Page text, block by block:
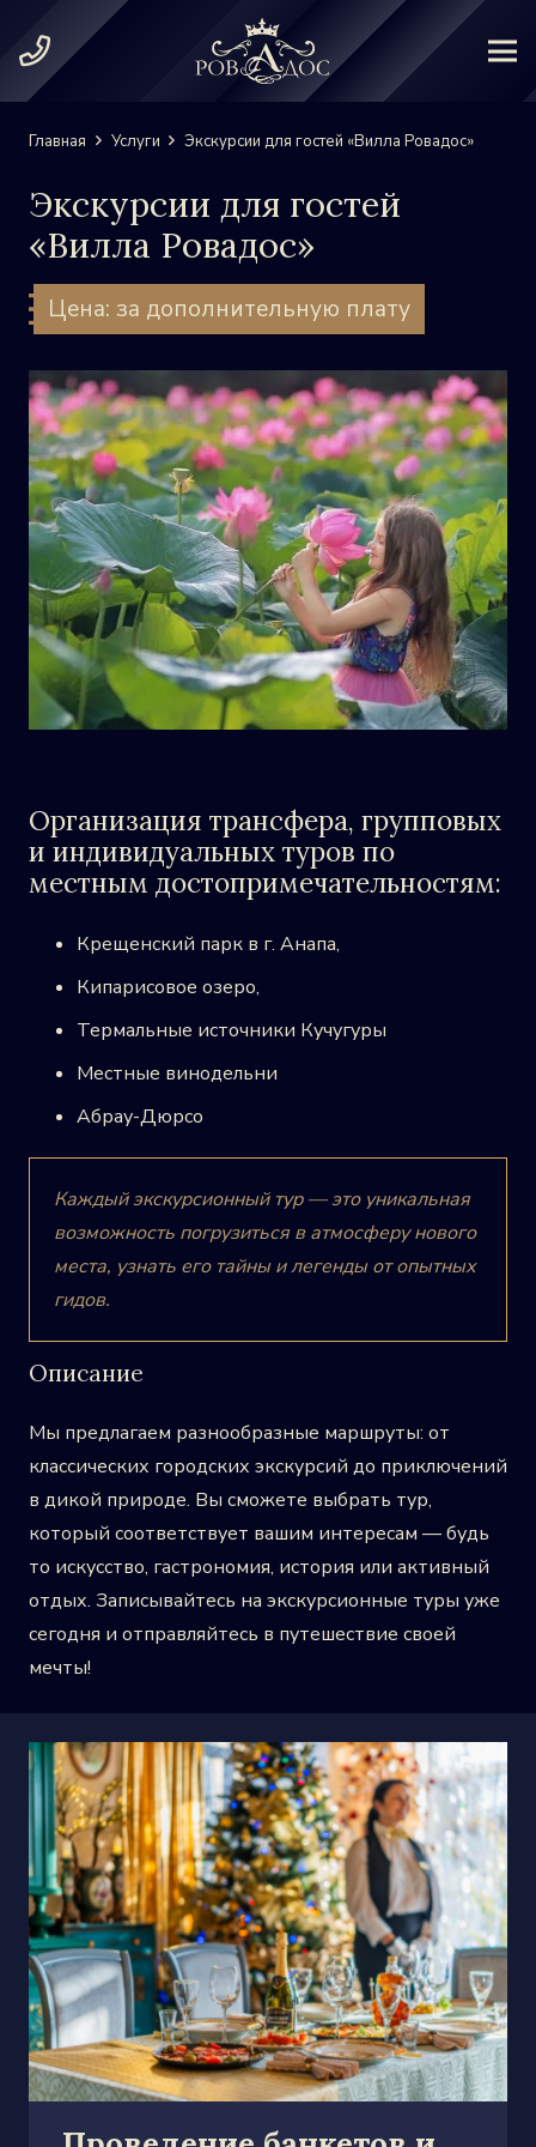
Главная Услуги Экскурсии для гостей «Вилла Ровадос»
Экскурсии для гостей
«Вилла Ровадос»
Цена: за дополнительную плату
Организация трансфера, групповых
и индивидуальных туров по
местным достопримечательностям:
Крещенский парк в г. Анапа,
Кипарисовое озеро,
Термальные источники Кучугуры
Местные винодельни
Абрау-Дюрсо
Каждый экскурсионный тур — это уникальная
возможность погрузиться в атмосферу нового
места, узнать его тайны и легенды от опытных
гидов.
Описание
Мы предлагаем разнообразные маршруты: от
классических городских экскурсий до приключений
в дикой природе. Вы сможете выбрать тур,
который соответствует вашим интересам — будь
то искусство, гастрономия, история или активный
отдых. Записывайтесь на экскурсионные туры уже
сегодня и отправляйтесь в путешествие своей
мечты!